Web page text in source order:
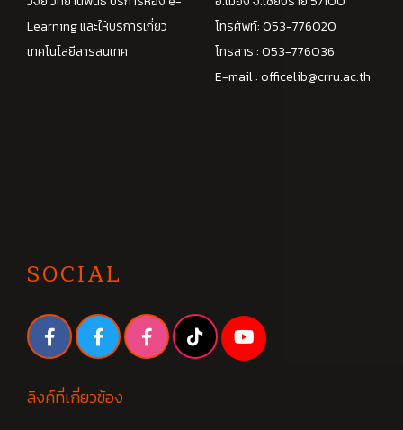
Learning และให้บริการเกี่ยว
เทคโนโลยีสารสนเทศ
โทรศัพท์: 053-776020
โทรสาร : 053-776036
E-mail :officelib@crru.ac.th
SOCIAL
ลิงค์ที่เกี่ยวข้อง